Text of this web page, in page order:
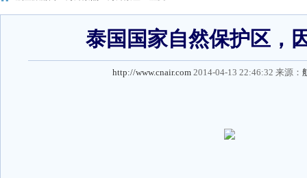
泰国国家自然保护区，
http://www.cnair.com 2014-04-13 22:46:32 来源：